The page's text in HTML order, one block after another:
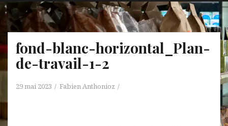
fond-blanc-horizontal_Plan-
de-travail-1-2
29 mai 2023 Fabien Anthonioz